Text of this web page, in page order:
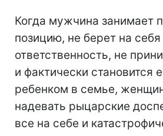
Когда мужчина занимает
позицию, не берет на себя
ответственность, не
и фактически становится
ребенком в семье,
надевать рыцарские
все на себе и